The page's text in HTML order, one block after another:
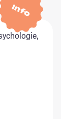
Info